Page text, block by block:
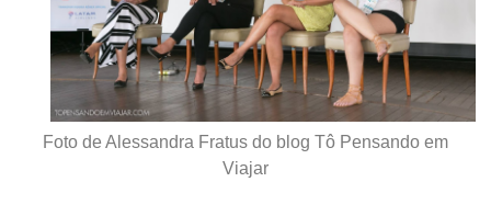
Foto de Alessandra Fratus do blog Tô Pensando em
Viajar